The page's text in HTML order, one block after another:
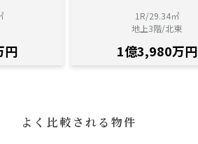
円
1R/29.34㎡
地上3階/北東
1億3,980万円
よく比較される物件